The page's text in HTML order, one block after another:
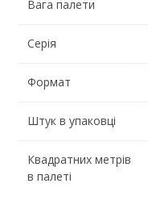
Вага палети
Серія
Формат
Штук в упаковці
Квадратних метрів
в палеті